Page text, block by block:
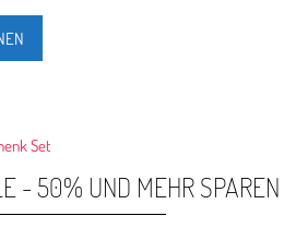
Set
- 50% UND MEHR SPAREN